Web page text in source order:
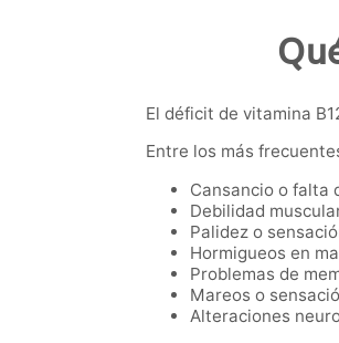
El déficit de vitamina
Entre los más
Cansancio o falta
Debilidad
Palidez o
Hormigueos en
Problemas de
Mareos o
Alteraciones